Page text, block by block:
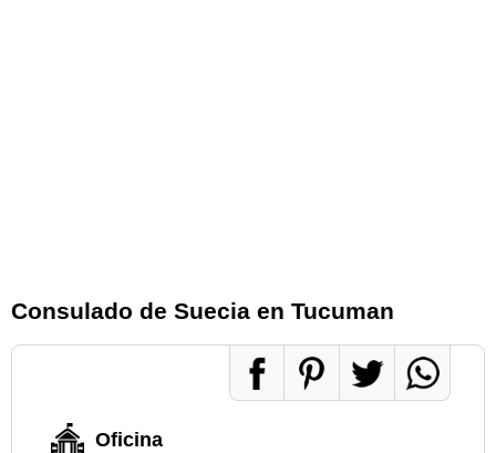
Consulado de Suecia en Tucuman
Oficina